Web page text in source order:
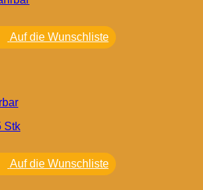
Auf die Wunschliste
Auf die Wunschliste